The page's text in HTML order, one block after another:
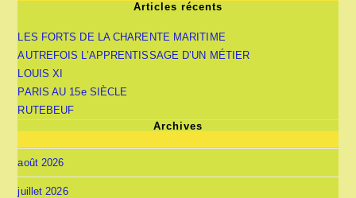
Articles récents
LES FORTS DE LA CHARENTE MARITIME
AUTREFOIS L’APPRENTISSAGE D’UN MÉTIER
LOUIS XI
PARIS AU 15e SIÈCLE
RUTEBEUF
Archives
août 2026
juillet 2026